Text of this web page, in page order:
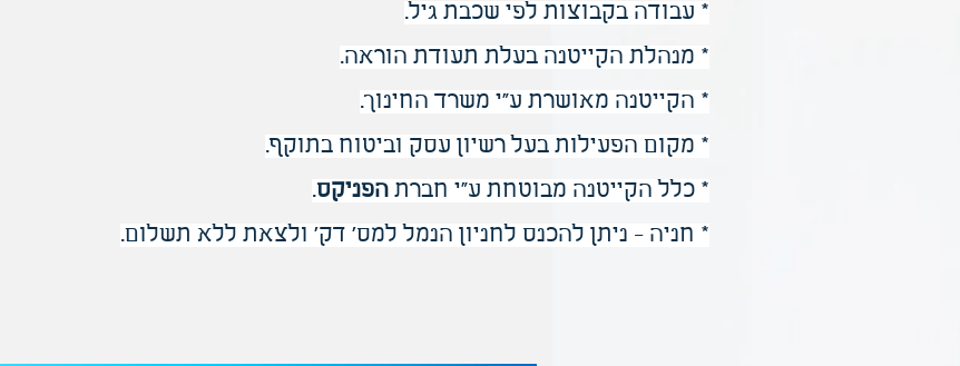
* עבודה בקבוצות לפי שכבת גיל.
* מנהלת הקייטנה בעלת תעודת הוראה.
* הקייטנה מאושרת ע"י משרד החינוך.
* מקום הפעילות בעל רשיון עסק וביטוח בתוקף.
* כלל הקייטנה מבוטחת ע"י חברת הפניקס.
* חניה - ניתן להכנס לחניון הנמל למס' דק' ולצאת ללא תשלום.